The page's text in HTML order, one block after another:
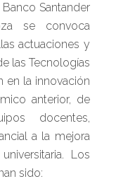
Santander
se convoca
actuaciones y
las Tecnologías
en la innovación
anterior, de
docentes,
a la mejora
Los
sido: